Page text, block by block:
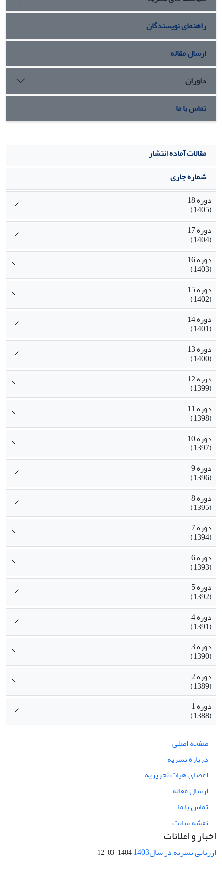
راهنمای نویسندگان
ارسال مقاله
داوران
تماس با ما
مقالات آماده انتشار
شماره جاری
دوره 18
(1405)
دوره 17
(1404)
دوره 16
(1403)
دوره 15
(1402)
دوره 14
(1401)
دوره 13
(1400)
دوره 12
(1399)
دوره 11
(1398)
دوره 10
(1397)
دوره 9
(1396)
دوره 8
(1395)
دوره 7
(1394)
دوره 6
(1393)
دوره 5
(1392)
دوره 4
(1391)
دوره 3
(1390)
دوره 2
(1389)
دوره 1
(1388)
صفحه اصلی
درباره نشریه
اعضای هیات تحریریه
ارسال مقاله
تماس با ما
نقشه سایت
اخبار و اعلانات
ارزیابی نشریه در سال1403 1404-03-12